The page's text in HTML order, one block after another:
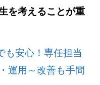
を考えることが重
安心！専任担当
運用～改善も手間